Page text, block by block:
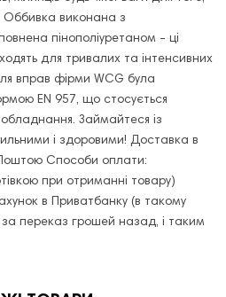
Оббивка виконана з
пінополіуретаном - ці
для тривалих та інтенсивних
вправ фірми WCG була
EN 957, що стосується
Займайтеся із
і здоровими! Доставка в
Способи оплати:
при отриманні товару)
в Приватбанку (в такому
переказ грошей назад, і таким